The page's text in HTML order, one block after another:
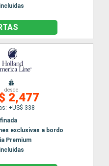
desde
2,477
+US$ 338
exclusivas a bordo
Premium